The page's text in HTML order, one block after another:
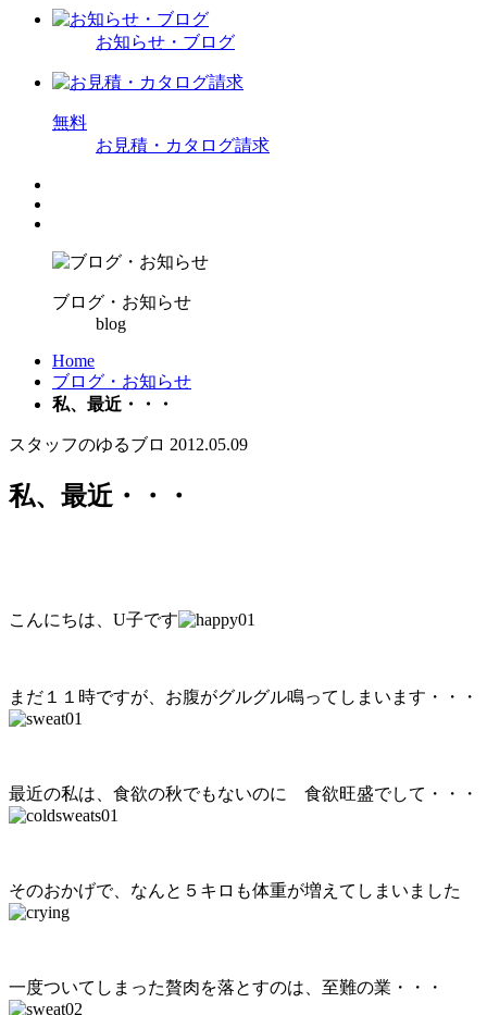
お知らせ・ブログ
無料
お見積・カタログ請求
ブログ・お知らせ
blog
Home
ブログ・お知らせ
私、最近・・・
スタッフのゆるブロ 2012.05.09
私、最近・・・
こんにちは、U子です
まだ１１時ですが、お腹がグルグル鳴ってしまいます・・・
最近の私は、食欲の秋でもないのに 食欲旺盛でして・・・
そのおかげで、なんと５キロも体重が増えてしまいました
一度ついてしまった贅肉を落とすのは、至難の業・・・